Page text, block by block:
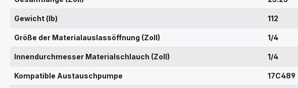
Gewicht (lb) 112
Größe der Materialauslassöffnung (Zoll) 1/4
Innendurchmesser Materialschlauch (Zoll) 1/4
Kompatible Austauschpumpe 17C489